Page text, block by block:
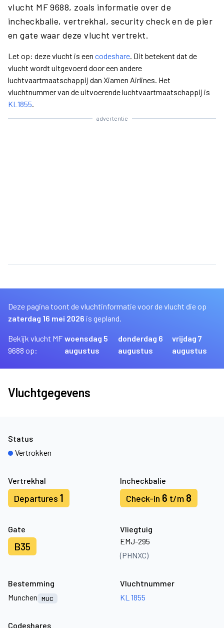
vlucht MF 9688, zoals informatie over de
incheckbalie, vertrekhal, security check en de pier
en gate waar deze vlucht vertrekt.
Let op: deze vlucht is een codeshare. Dit betekent dat de
vlucht wordt uitgevoerd door een andere
luchtvaartmaatschappij dan Xiamen Airlines. Het
vluchtnummer van de uitvoerende luchtvaartmaatschappij is
KL1855.
advertentie
Deze pagina toont de vluchtinformatie voor de vlucht die op
zaterdag 16 mei 2026 is gepland.
Bekijk vlucht MF
9688 op:
woensdag 5
augustus
donderdag 6
augustus
vrijdag 7
augustus
Vluchtgegevens
Vertrekhal
Departures 1
Incheckbalie
Check-in 6 t/m 8
Gate
B35
Vliegtuig
EMJ-295
(PHNXC)
Status
Vertrokken
Bestemming
Munchen
MUC
Vluchtnummer
KL 1855
Codeshares